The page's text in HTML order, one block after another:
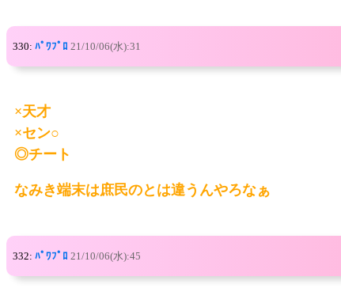
330: ﾊﾟﾜﾌﾟﾛ 21/10/06(水):31
×天才
×セン○
◎チート
なみき端末は庶民のとは違うんやろなぁ
332: ﾊﾟﾜﾌﾟﾛ 21/10/06(水):45